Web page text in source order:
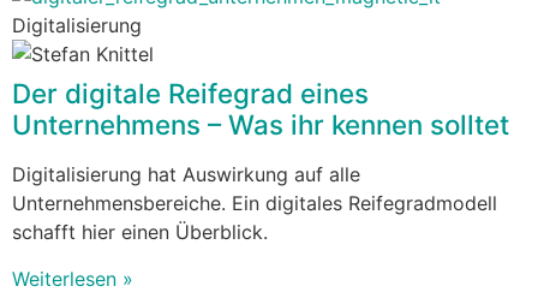
Digitalisierung
Der digitale Reifegrad eines
Unternehmens – Was ihr kennen solltet
Digitalisierung hat Auswirkung auf alle
Unternehmensbereiche. Ein digitales Reifegradmodell
schafft hier einen Überblick.
Weiterlesen »